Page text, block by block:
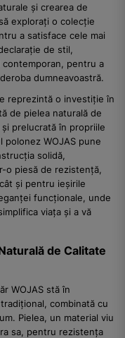
și crearea de
explorați o colecție
a satisface cele mai
de stil,
contemporan, pentru a
dumneavoastră.
reprezintă o investiție în
de pielea naturală de
prelucrată în propriile
polonez WOJAS pune
solidă,
o piesă de rezistență,
și pentru ieșirile
funcționale, unde
viața și a vă
de Calitate
WOJAS stă în
combinată cu
Pielea, un material viu
sa, pentru rezistența